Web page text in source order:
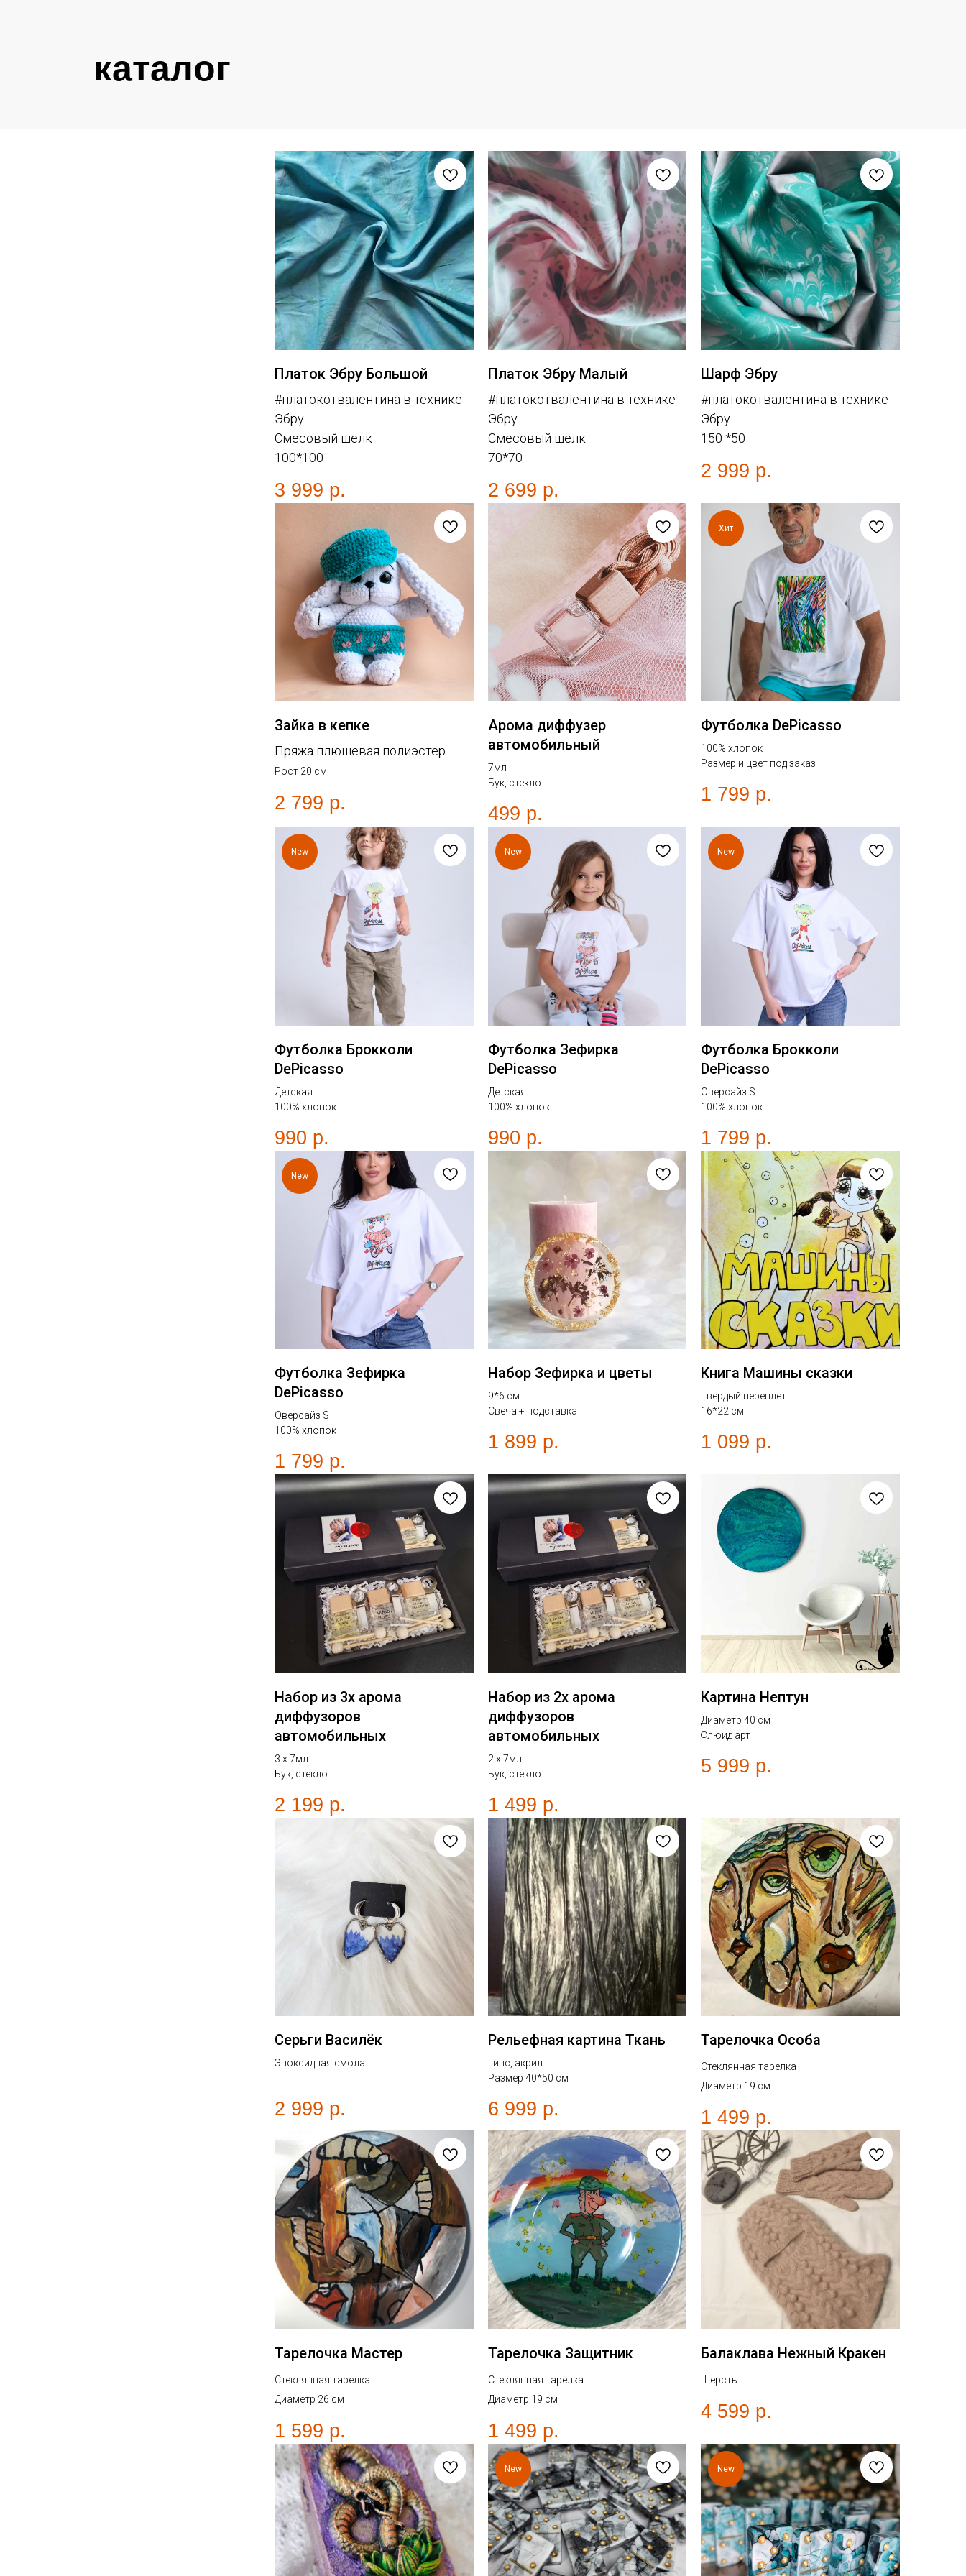
каталог
Платок Эбру Большой
#платокотвалентина в технике
Эбру
Смесовый шелк
100*100
3 999 р.
Платок Эбру Малый
#платокотвалентина в технике
Эбру
Смесовый шелк
70*70
2 699 р.
Шарф Эбру
#платокотвалентина в технике
Эбру
150 *50
2 999 р.
Зайка в кепке
Пряжа плюшевая полиэстер
Рост 20 см
2 799 р.
Арома диффузер
автомобильный
7мл
Бук, стекло
499 р.
Хит
Футболка DePicasso
100% хлопок
Размер и цвет под заказ
1 799 р.
New
Футболка Брокколи
DePicasso
Детская.
100% хлопок
990 р.
New
Футболка Зефирка
DePicasso
Детская.
100% хлопок
990 р.
New
Футболка Брокколи
DePicasso
Оверсайз S
100% хлопок
1 799 р.
New
Футболка Зефирка
DePicasso
Оверсайз S
100% хлопок
1 799 р.
Набор Зефирка и цветы
9*6 см
Свеча + подставка
1 899 р.
Книга Машины сказки
Твёрдый переплёт
16*22 см
1 099 р.
Набор из 3х арома
диффузоров
автомобильных
3 х 7мл
Бук, стекло
2 199 р.
Набор из 2х арома
диффузоров
автомобильных
2 х 7мл
Бук, стекло
1 499 р.
Картина Нептун
Диаметр 40 см
Флюид арт
5 999 р.
Серьги Василёк
Эпоксидная смола
2 999 р.
Рельефная картина Ткань
Гипс, акрил
Размер 40*50 см
6 999 р.
Тарелочка Особа
Стеклянная тарелка
Диаметр 19 см
1 499 р.
Тарелочка Мастер
Стеклянная тарелка
Диаметр 26 см
1 599 р.
Тарелочка Защитник
Стеклянная тарелка
Диаметр 19 см
1 499 р.
Балаклава Нежный Кракен
Шерсть
4 599 р.
New New